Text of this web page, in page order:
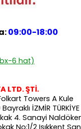
09:00-18:00
6 hat)
LTD. ŞTİ.
Towers A Kule
İZMİR TÜRKİYE
4. Sanayi